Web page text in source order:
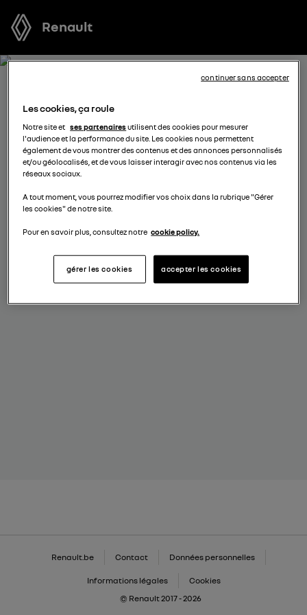
Renault
RECEVEZ GRATUITEMENT
VOTRE OFFRE POUR RAFALE
FULL HYBRID E-TECH
proposer l’offre la plus avantageuse, des solutions de
conseiller dans votre projet d’achat.
sélectionnez un distributeur
Renault.be Contact Données personnelles
Informations légales
Cookies
© Renault 2017 - 2026
Les cookies, ça roule
Notre site et ses partenairesutilisent des cookies pour mesurer
l'audience et la performance du site. Les cookies nous permettent
également de vous montrer des contenus et des annonces personnalisés
et/ou géolocalisés, et de vous laisser interagir avec nos contenus via les
réseaux sociaux.
A tout moment, vous pourrez modifier vos choix dans la rubrique "Gérer
les cookies" de notre site.
Pour en savoir plus, consultez notre cookie policy.
accepter les cookies
gérer les cookies
continuer sans accepter